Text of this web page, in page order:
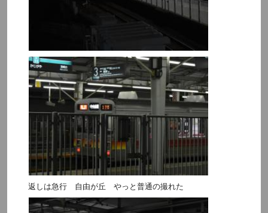
返しは急行 自由が丘 やっと普通の撮れた